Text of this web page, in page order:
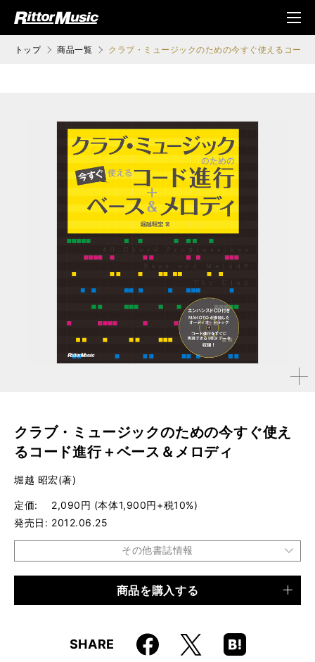
ジック (Rittor Musi
メニ
ュ
トップ 商品一覧 クラブ・ミュージックのための今すぐ使えるコード
拡大す
クラブ・ミュージックのための今すぐ使え
るコード進行＋ベース＆メロディ
堀越 昭宏(著)
定価
2,090円 (本体1,900円+税10%)
発売日
2012.06.25
その他書誌情報
9784845621064
商品を購入する
SHARE Faceboo
k
X
Hatena
Boo